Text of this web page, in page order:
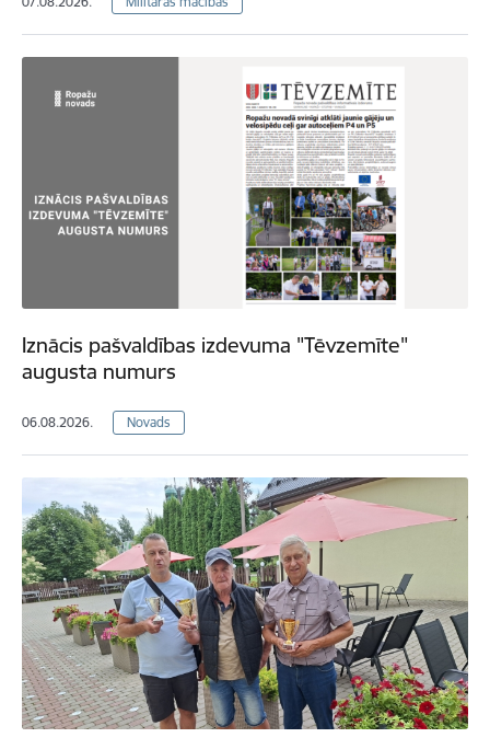
Iznācis pašvaldības izdevuma "Tēvzemīte"
augusta numurs
06.08.2026. Novads